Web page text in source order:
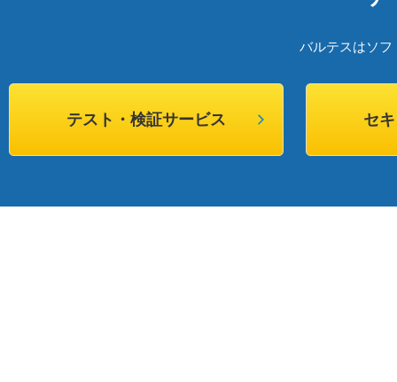
バルテスはソ
テスト・検証サービス セ